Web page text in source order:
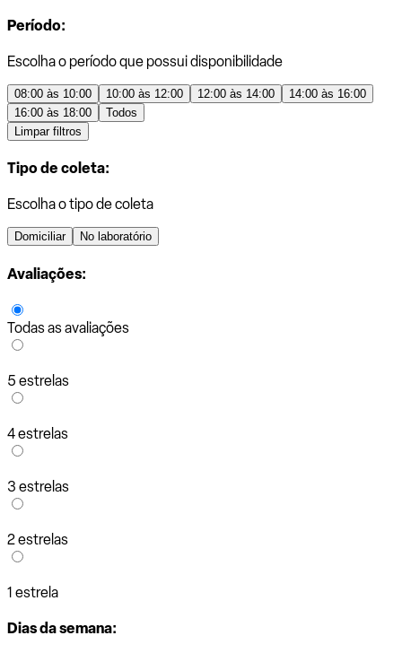
Período:
Escolha o período que possui disponibilidade
08:00 às 10:00 10:00 às 12:00 12:00 às 14:00
14:00 às 16:00
16:00 às 18:00
Todos
Limpar filtros
Tipo de coleta:
Escolha o tipo de coleta
Domiciliar No laboratório
Avaliações:
Todas as avaliações
5 estrelas
4 estrelas
3 estrelas
2 estrelas
1 estrela
Dias da semana: